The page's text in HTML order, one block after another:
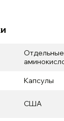
Отдельные
Капсулы
США